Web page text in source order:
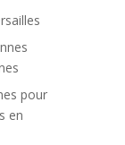
pour
en